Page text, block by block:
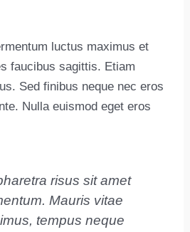
luctus maximus et
faucibus sagittis. Etiam
Sed finibus neque nec eros
Nulla euismod eget eros
risus sit amet
Mauris vitae
tempus neque